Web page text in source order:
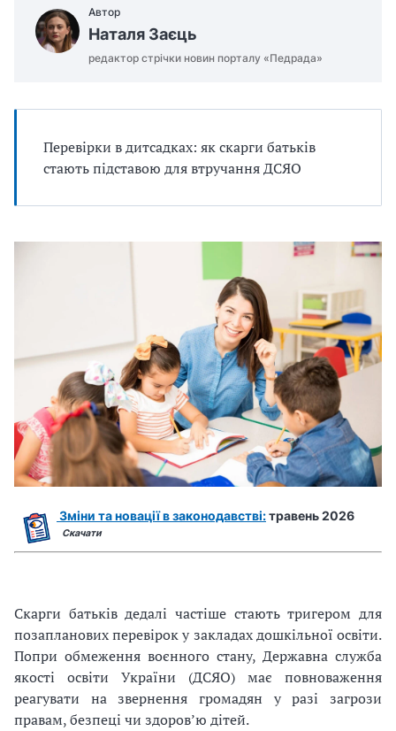
Автор
Наталя Заєць
редактор стрічки новин порталу «Педрада»
Перевірки в дитсадках: як скарги батьків
стають підставою для втручання ДСЯО
Зміни та новації в законодавстві:травень 2026
Скачати
Скарги батьків дедалі частіше стають тригером для
позапланових перевірок у закладах дошкільної освіти.
Попри обмеження воєнного стану, Державна служба
якості освіти України (ДСЯО) має повноваження
реагувати на звернення громадян у разі загрози
правам, безпеці чи здоров’ю дітей.